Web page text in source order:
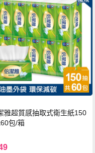
雅超質感抽取式衛生紙150
包/箱